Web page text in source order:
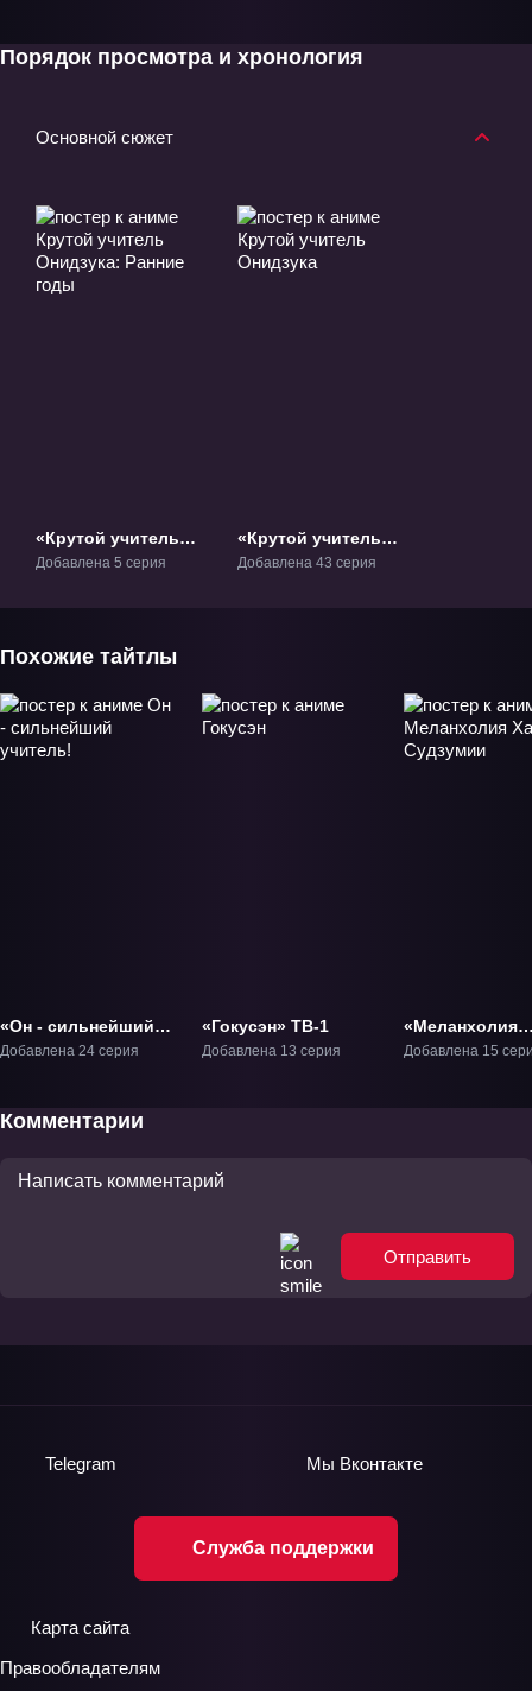
Порядок просмотра и хронология
Основной сюжет
«Крутой учитель
Онидзука: Ранние
Добавлена 5 серия
«Крутой учитель
Онидзука» ТВ-1
Добавлена 43 серия
Похожие тайтлы
«Он - сильнейший
учитель!» ТВ-1
Добавлена 24 серия
«Гокусэн» ТВ-1
Добавлена 13 серия
«Меланхолия
Харухи
Добавлена 15
Комментарии
Отправить
Служба поддержки
Telegram Мы Вконтакте
Карта сайта
Правообладателям